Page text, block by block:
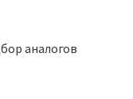
аналогов